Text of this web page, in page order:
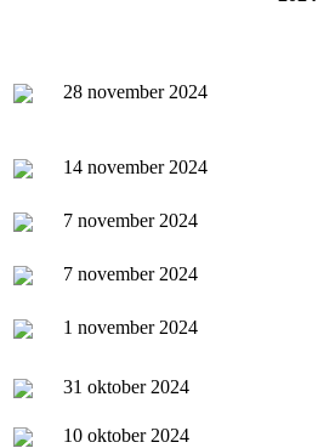
28 november 2024
14 november 2024
7 november 2024
7 november 2024
1 november 2024
31 oktober 2024
10 oktober 2024